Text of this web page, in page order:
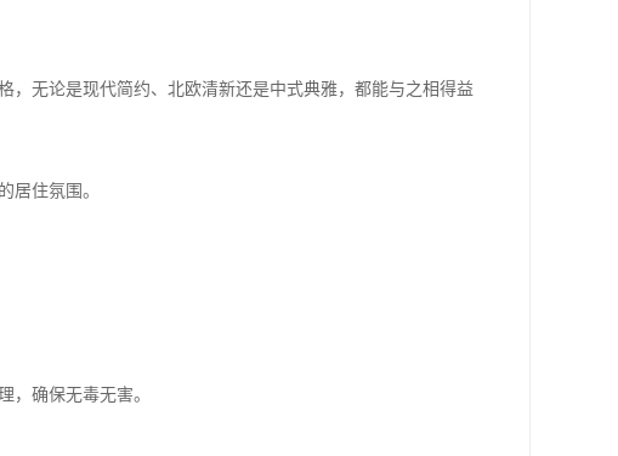
，无论是现代简约、北欧清新还是中式典雅，都能与之相得益
居住氛围。
，确保无毒无害。